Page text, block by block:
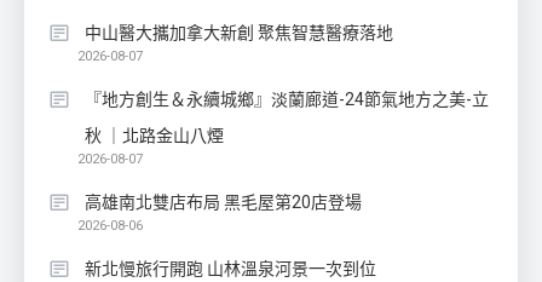
中山醫大攜加拿大新創 聚焦智慧醫療落地
2026-08-07
『地方創生＆永續城鄉』淡蘭廊道-24節氣地方之美-立
秋 ｜北路金山八煙
2026-08-07
高雄南北雙店布局 黑毛屋第20店登場
2026-08-06
新北慢旅行開跑 山林溫泉河景一次到位